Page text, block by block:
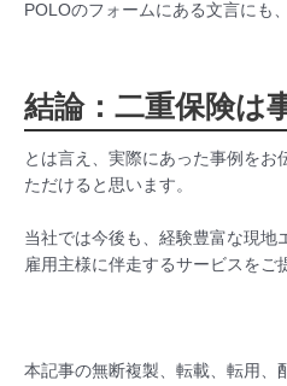
POLOのフォームにある文言にも
結論：二重保険は
とは言え、実際にあった事例をお
ただけると思います。
当社では今後も、経験豊富な現地
雇用主様に伴走するサービスをご
本記事の無断複製、転載、転用、